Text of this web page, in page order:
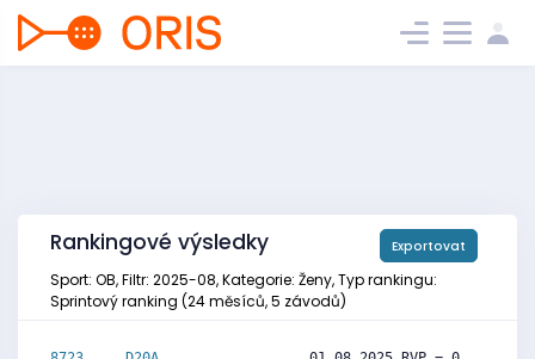
Rankingové výsledky Exportovat
Sport: OB, Filtr: 2025-08, Kategorie: Ženy, Typ rankingu:
Sprintový ranking (24 měsíců, 5 závodů)